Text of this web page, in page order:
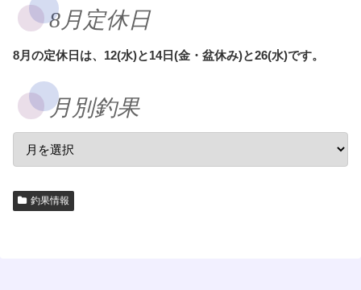
8月定休日
8月の定休日は、12(水)と14日(金・盆休み)と26(水)です。
月別釣果
釣果情報